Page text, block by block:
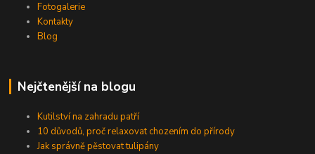
Fotogalerie
Kontakty
Blog
Nejčtenější na blogu
Kutilství na zahradu patří
10 důvodů, proč relaxovat chozením do přírody
Jak správně pěstovat tulipány